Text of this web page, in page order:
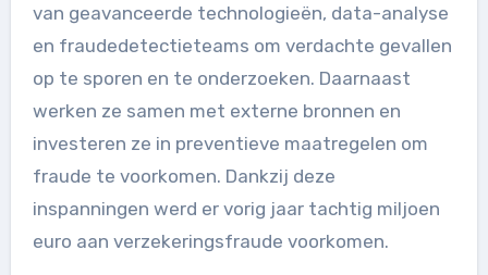
van geavanceerde technologieën, data-analyse
en fraudedetectieteams om verdachte gevallen
op te sporen en te onderzoeken. Daarnaast
werken ze samen met externe bronnen en
investeren ze in preventieve maatregelen om
fraude te voorkomen. Dankzij deze
inspanningen werd er vorig jaar tachtig miljoen
euro aan verzekeringsfraude voorkomen.